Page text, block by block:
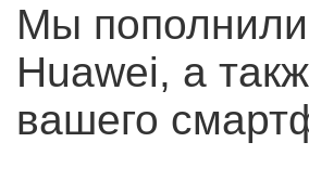
Мы
Huawei, а
вашего